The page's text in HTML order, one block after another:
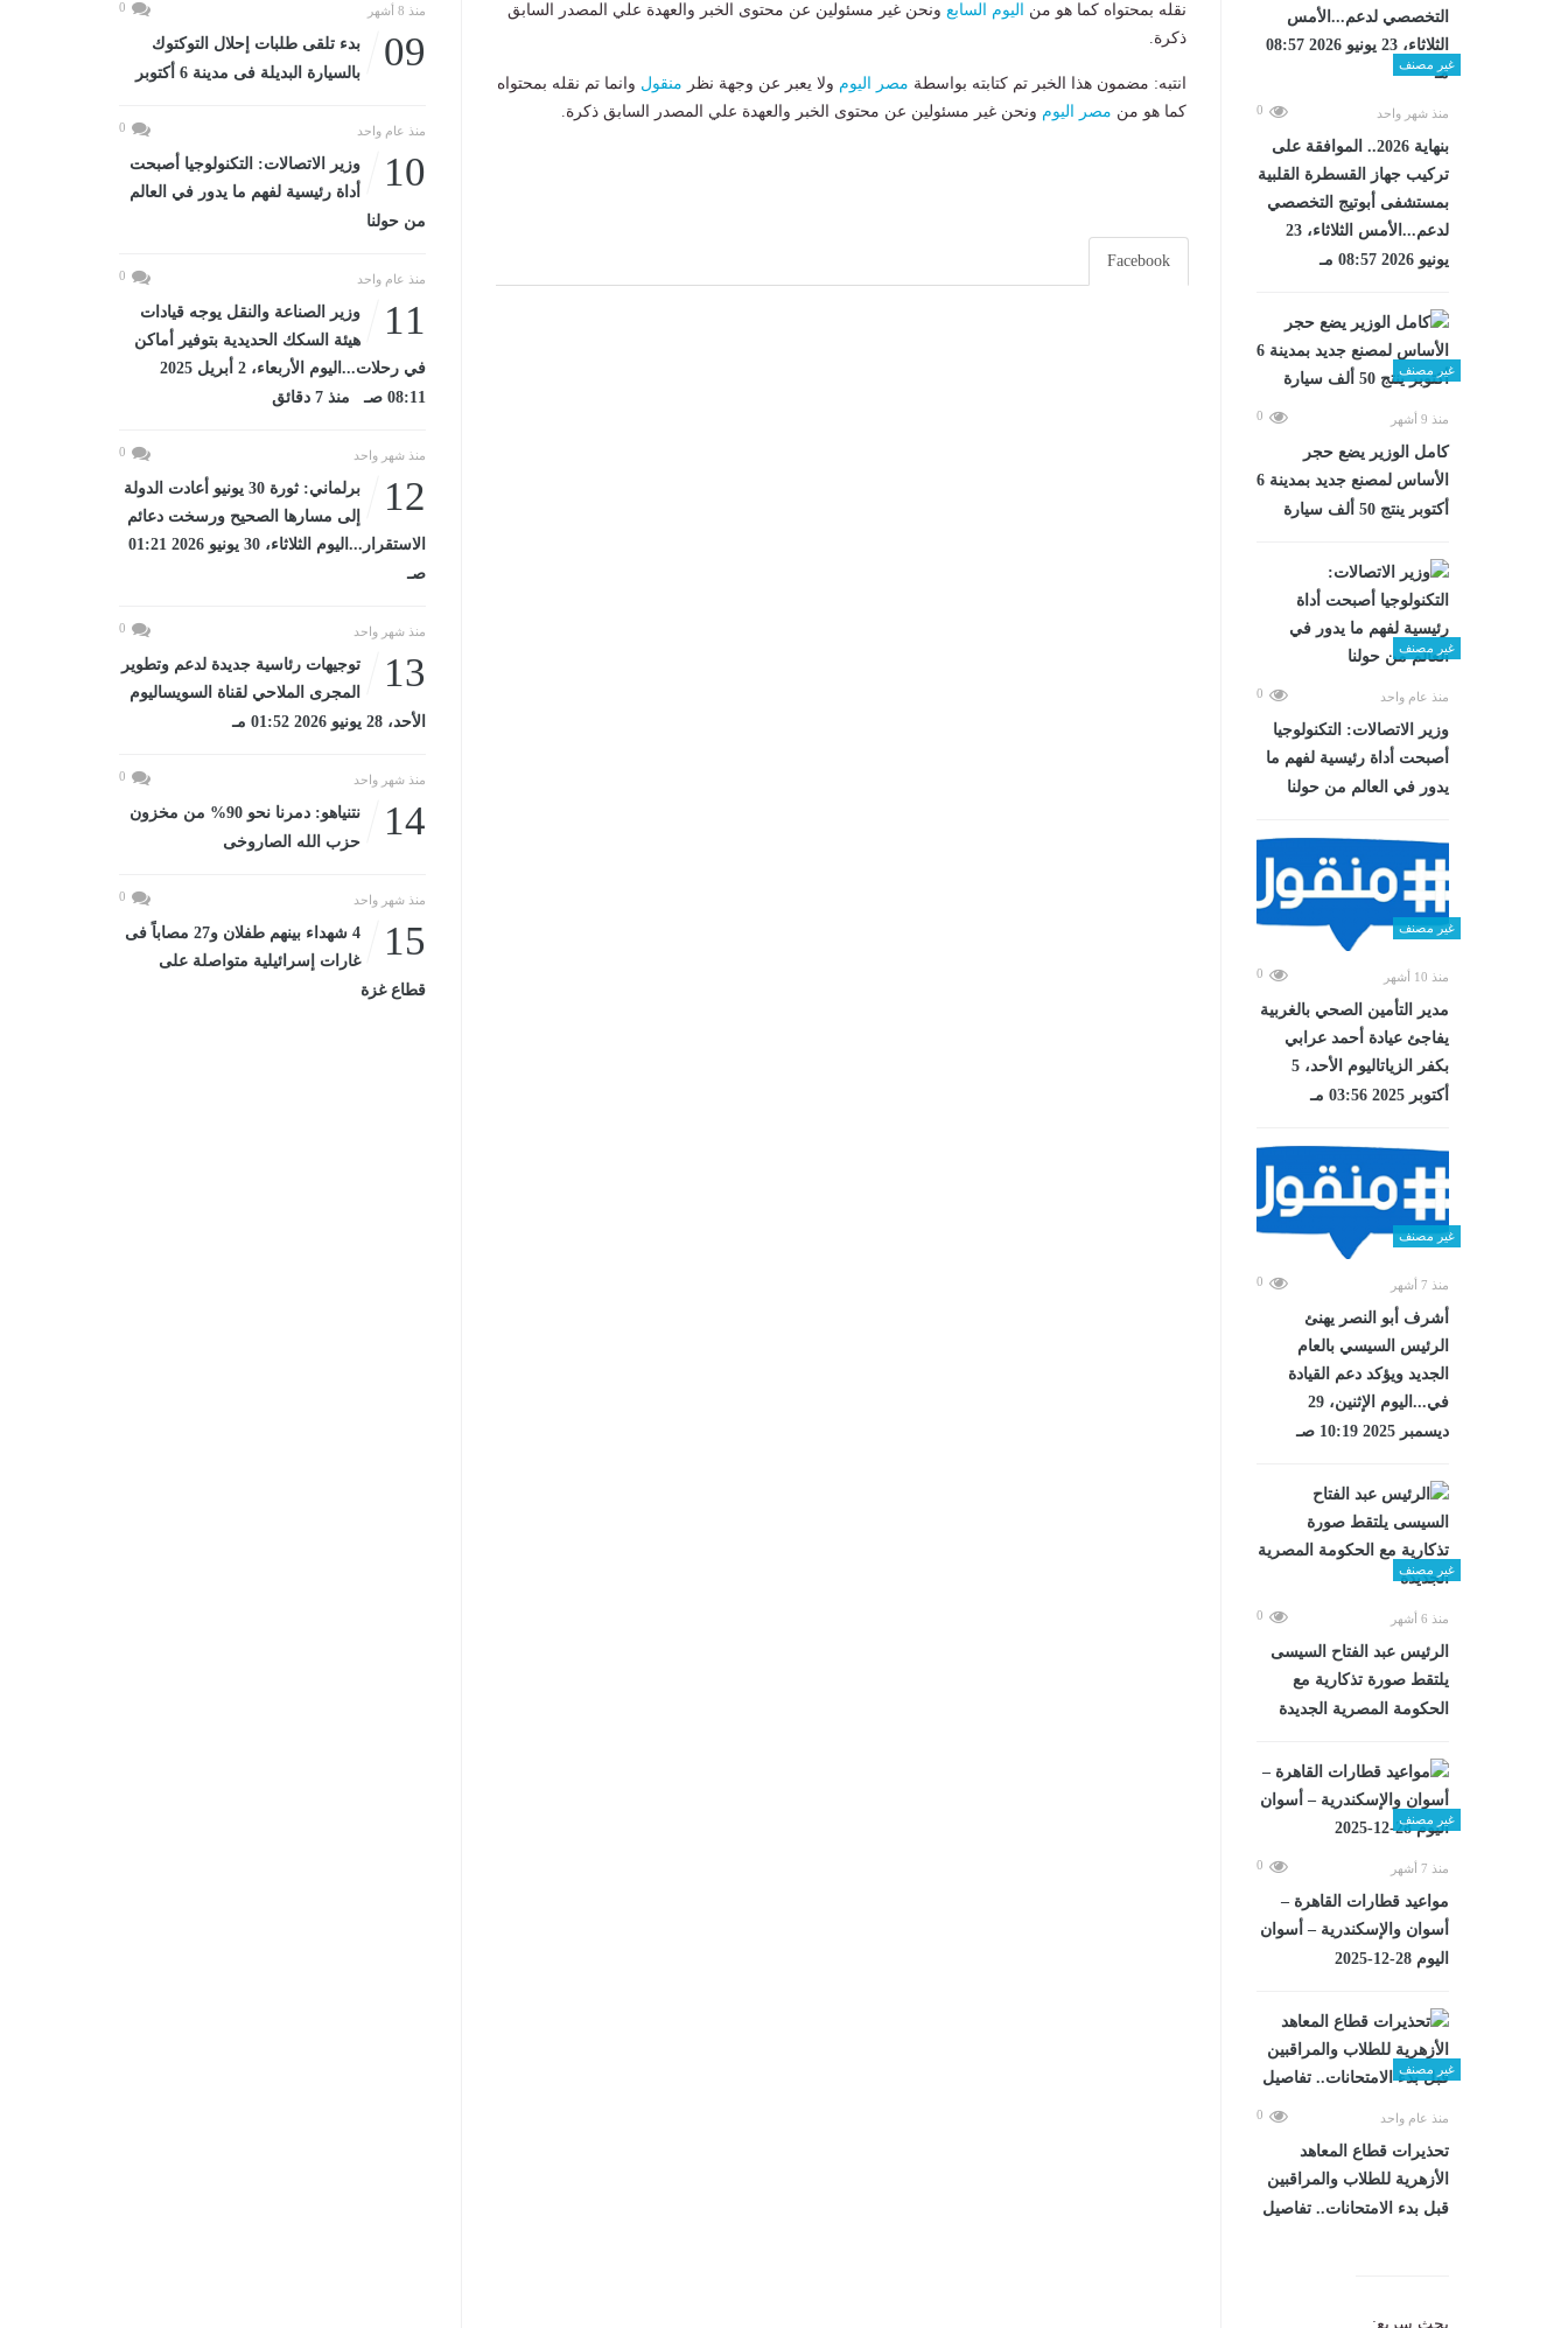
غير مصنف
منذ شهر واحد 0
بنهاية 2026.. الموافقة على
تركيب جهاز القسطرة القلبية
بمستشفى أبوتيج التخصصي
لدعم...الأمس الثلاثاء، 23
يونيو 2026 08:57 مـ
غير مصنف
منذ 9 أشهر 0
كامل الوزير يضع حجر
الأساس لمصنع جديد بمدينة 6
أكتوبر ينتج 50 ألف سيارة
غير مصنف
منذ عام واحد 0
وزير الاتصالات: التكنولوجيا
أصبحت أداة رئيسية لفهم ما
يدور في العالم من حولنا
غير مصنف
منذ 10 أشهر 0
مدير التأمين الصحي بالغربية
يفاجئ عيادة أحمد عرابي
بكفر الزياتاليوم الأحد، 5
أكتوبر 2025 03:56 مـ
غير مصنف
منذ 7 أشهر 0
أشرف أبو النصر يهنئ
الرئيس السيسي بالعام
الجديد ويؤكد دعم القيادة
في...اليوم الإثنين، 29
ديسمبر 2025 10:19 صـ
غير مصنف
منذ 6 أشهر 0
الرئيس عبد الفتاح السيسى
يلتقط صورة تذكارية مع
الحكومة المصرية الجديدة
غير مصنف
منذ 7 أشهر 0
مواعيد قطارات القاهرة –
أسوان والإسكندرية – أسوان
اليوم 28-12-2025
غير مصنف
منذ عام واحد 0
تحذيرات قطاع المعاهد
الأزهرية للطلاب والمراقبين
قبل بدء الامتحانات.. تفاصيل
بحث سريع:
نقله بمحتواه كما هو من
اليوم السابع ونحن غير مسئولين عن محتوى الخبر والعهدة علي المصدر السابق
ذكرة.
انتبه: مضمون هذا الخبر تم كتابته بواسطة مصر اليوم ولا يعبر عن وجهة نظر منقول وانما تم نقله بمحتواه
كما هو من مصر اليوم ونحن غير مسئولين عن محتوى الخبر والعهدة علي المصدر السابق ذكرة.
Facebook
منذ 8 أشهر 0
09
بدء تلقى طلبات إحلال التوكتوك
بالسيارة البديلة فى مدينة 6 أكتوبر
منذ عام واحد 0
10
وزير الاتصالات: التكنولوجيا أصبحت
أداة رئيسية لفهم ما يدور في العالم
من حولنا
منذ عام واحد 0
11
وزير الصناعة والنقل يوجه قيادات
هيئة السكك الحديدية بتوفير أماكن
في رحلات...اليوم الأربعاء، 2 أبريل 2025
08:11 صـ منذ 7 دقائق
منذ شهر واحد 0
12
برلماني: ثورة 30 يونيو أعادت الدولة
إلى مسارها الصحيح ورسخت دعائم
الاستقرار...اليوم الثلاثاء، 30 يونيو 2026 01:21
صـ
منذ شهر واحد 0
13
توجيهات رئاسية جديدة لدعم وتطوير
المجرى الملاحي لقناة السويساليوم
الأحد، 28 يونيو 2026 01:52 مـ
منذ شهر واحد 0
14
نتنياهو: دمرنا نحو 90% من مخزون
حزب الله الصاروخى
منذ شهر واحد 0
15
4 شهداء بينهم طفلان و27 مصاباً فى
غارات إسرائيلية متواصلة على
قطاع غزة